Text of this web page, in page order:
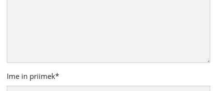
Ime in priimek*